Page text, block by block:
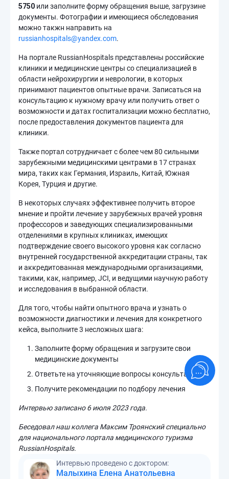
5750 или заполните форму обращения выше, загрузине
документы. Фотографии и имеющиеся обследования
можно такжн направить на
russianhospitals@yandex.com.
На портале RussianHospitals представлены российские
клиники и медицинские центры со специализацией в
области нейрохирургии и неврологии, в которых
принимают пациентов опытные врачи. Записаться на
консультацию к нужному врачу или получить ответ о
возможности и датах госпитализации можно бесплатно,
после предоставления документов пациента для
клиники.
Также портал сотрудничает с более чем 80 сильными
зарубежными медицинскими центрами в 17 странах
мира, таких как Германия, Израиль, Китай, Южная
Корея, Турция и другие.
В некоторых случаях эффективнее получить второе
мнение и пройти лечение у зарубежных врачей уровня
профессоров и заведующих специализированными
отделениями в крупных клиниках, имеющих
подтверждение своего высокого уровня как согласно
внутренней государственной аккредитации страны, так
и аккредитованная международными организациями,
такими, как, например, JCI, и ведущими научную работу
и исследования в выбранной области.
Для того, чтобы найти опытного врача и узнать о
возможности диагностики и лечения для конкретного
кейса, выполните 3 несложных шага:
Заполните форму обращения и загрузите свои
медицинские документы
Ответьте на уточняющие вопросы консультанта
Получите рекомендации по подбору лечения
Интервью записано 6 июля 2023 года.
Беседовал наш коллега Максим Троянский специально
для национального портала медицинского туризма
RussianHospitals.
Интервью проведено с доктором:
Малыхина Елена Анатольевна